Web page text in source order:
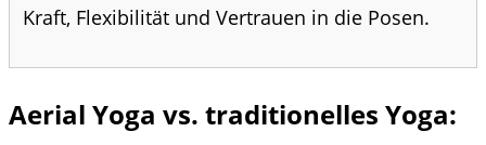
Kraft, Flexibilität und Vertrauen in die Posen.
Aerial Yoga vs. traditionelles Yoga: